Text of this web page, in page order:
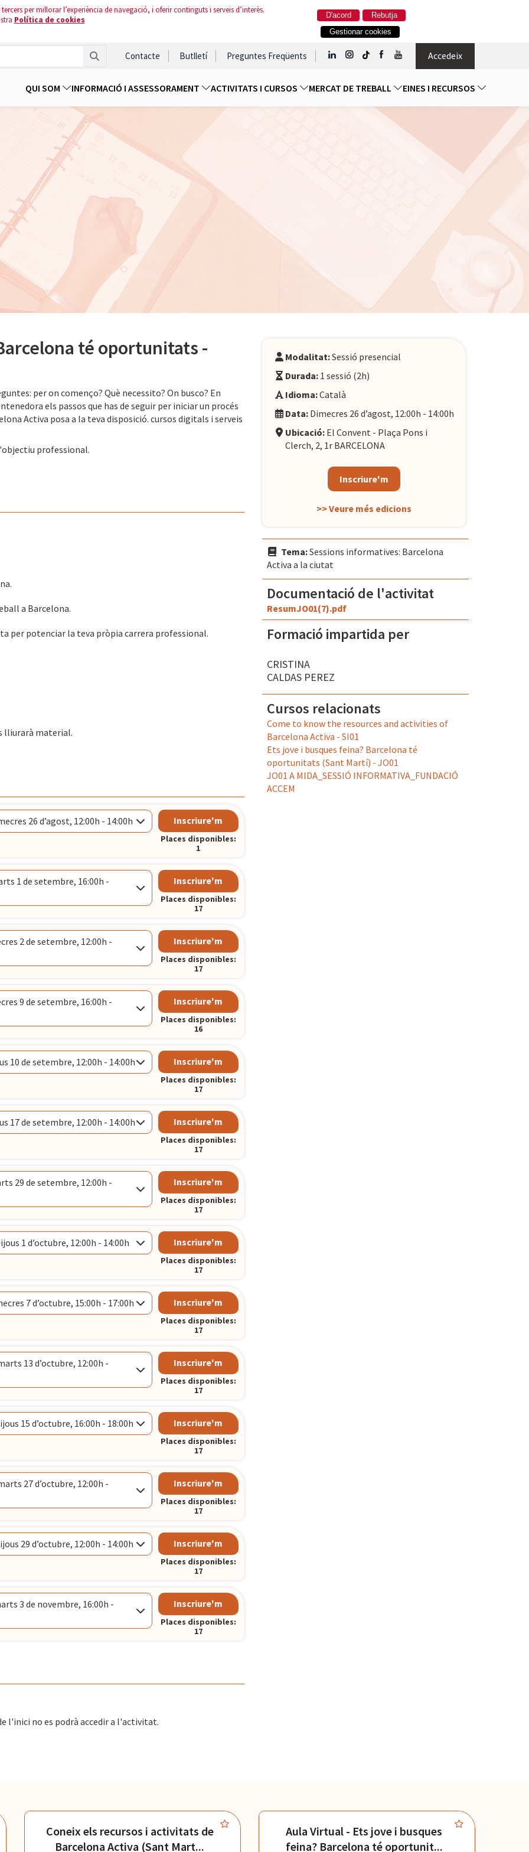
per millorar l’experiència de navegació, i oferir continguts i serveis d’interès.
Política de cookies Rebutja
D'acord
Gestionar cookies
Contacte Butlletí Preguntes Freqüents Accedeix
QUI SOM INFORMACIÓ I ASSESSORAMENT ACTIVITATS I CURSOS MERCAT DE TREBALL EINES I RECURSOS
té oportunitats -
per on començo? Què necessito? On busco? En
els passos que has de seguir per iniciar un procés
Activa posa a la teva disposició. cursos digitals i serveis
professional.
a Barcelona.
per potenciar la teva pròpia carrera professional.
lliurarà material.
26 d’agost, 12:00h - 14:00h
Places disponibles:
1
Inscriure'm
1 de setembre, 16:00h -
Places disponibles:
17
Inscriure'm
2 de setembre, 12:00h -
Places disponibles:
17
Inscriure'm
9 de setembre, 16:00h -
Places disponibles:
16
Inscriure'm
10 de setembre, 12:00h - 14:00h
Places disponibles:
17
Inscriure'm
17 de setembre, 12:00h - 14:00h
Places disponibles:
17
Inscriure'm
29 de setembre, 12:00h -
Places disponibles:
17
Inscriure'm
1 d’octubre, 12:00h - 14:00h
Places disponibles:
17
Inscriure'm
7 d’octubre, 15:00h - 17:00h
Places disponibles:
17
Inscriure'm
13 d’octubre, 12:00h -
Places disponibles:
17
Inscriure'm
15 d’octubre, 16:00h - 18:00h
Places disponibles:
17
Inscriure'm
27 d’octubre, 12:00h -
Places disponibles:
17
Inscriure'm
29 d’octubre, 12:00h - 14:00h
Places disponibles:
17
Inscriure'm
3 de novembre, 16:00h -
Places disponibles:
17
Inscriure'm
l'inici no es podrà accedir a l'activitat.
Modalitat:Sessió presencial
Durada: 1 sessió (2h)
Idioma:Català
Data: Dimecres 26 d’agost, 12:00h - 14:00h
Ubicació: El Convent - Plaça Pons i
Clerch, 2, 1r BARCELONA
Inscriure'm
>> Veure més edicions
Tema:Sessions informatives: Barcelona
Activa a la ciutat
Documentació de l'activitat
ResumJO01(7).pdf
Formació impartida per
CRISTINA
CALDAS PEREZ
Cursos relacionats
Come to know the resources and activities of
Barcelona Activa - SI01
Ets jove i busques feina? Barcelona té
oportunitats (Sant Martí) - JO01
JO01 A MIDA_SESSIÓ INFORMATIVA_FUNDACIÓ
ACCEM
Coneix els recursos i activitats de
Barcelona Activa (Sant Mart...
Aula Virtual - Ets jove i busques
feina? Barcelona té oportunit...